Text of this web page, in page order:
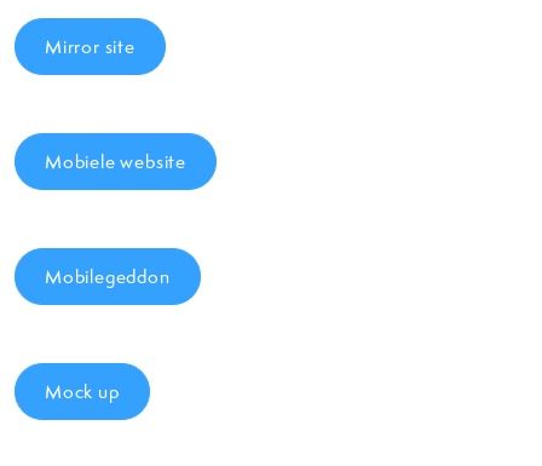
Mirror site
Mobiele website
Mobilegeddon
Mock up